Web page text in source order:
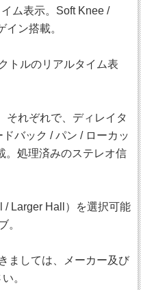
ム表示。Soft Knee /
ン搭載。
トルのリアルタイム表
それぞれで、ディレイタ
バック / パン / ローカッ
。処理済みのステレオ信
/ Larger Hall）を選択可能
。
ましては、メーカー及び
。